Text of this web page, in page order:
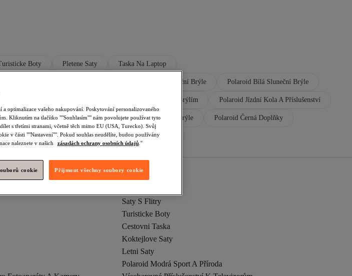
Boty Pletene Saty Taska Na Laptop
Polaroid Červená Sluneční Brýle Polaroid Bílá Sluneční Brýle
A Příslušenství Polaroid Bílá Brýle A Příslušenství K Brýlím Polaroid Jízdní Kola A Příslušenství
Polaroid Červená Doplňky Polaroid Modrá Cyklistické Brýle Polaroid Černá Doplňky
Modrá Sportovní Náčiní Polaroid Modrá Doplňky
Saty S Flitry
Turisticke Boty
Cestovni Taska
Koktejlove Saty
Letni Saty
Polaroid Modrá Sport A Příroda
optimalizace vašeho nakupování. Poskytování personalizovaného
Kliknutím na tlačítko ""Souhlasím"" nám povolujete používat tyto
s třetími stranami, včetně těch mimo EU (USA, Turecko). Svůj
v části ""Nastavení"". Pokud souhlas neudělíte, budou používány
naleznete v našich
zásadách ochrany osobních údajů ."
cookie Přijmout všechny soubory cookie